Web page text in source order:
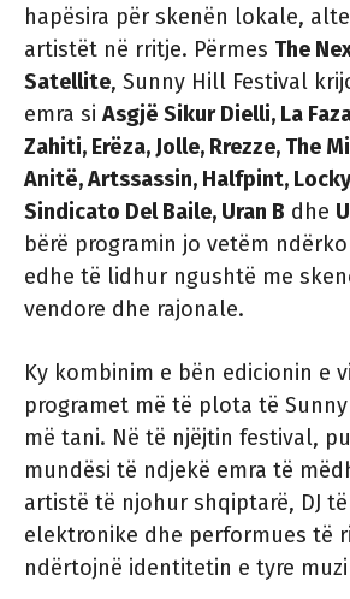
hapësira për skenën lokale,
artistët në rritje. Përmes The
Satellite, Sunny Hill Festival
emra si Asgjë Sikur Dielli, La
Zahiti, Erëza, Jolle, Rrezze, The
Anitë, Artssassin, Halfpint,
Sindicato Del Baile, Uran B dhe
bërë programin jo vetëm
edhe të lidhur ngushtë me
vendore dhe rajonale.
Ky kombinim e bën edicionin e
programet më të plota të
më tani. Në të njëjtin festival,
mundësi të ndjekë emra të
artistë të njohur shqiptarë, DJ
elektronike dhe performues të
ndërtojnë identitetin e tyre